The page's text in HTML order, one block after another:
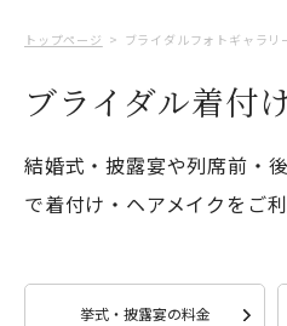
トップページ ブライダルフォトギャラリ
ブライダル着付
結婚式・披露宴や列席前・
で着付け・ヘアメイクをご
挙式・披露宴の料金